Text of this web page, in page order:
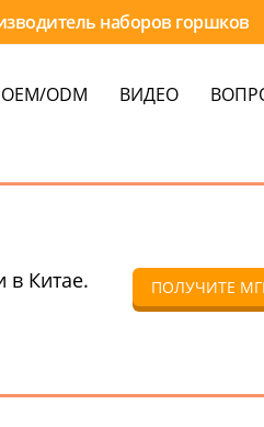
наборов горшков
OEM/ODM ВИДЕО
Китае.
ПОЛУЧИТЕ